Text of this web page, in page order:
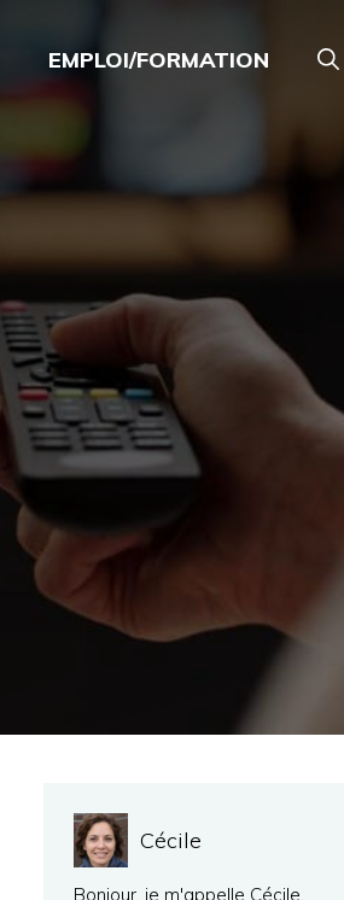
EMPLOI/FORMATION
Cécile
Bonjour, je m'appelle Cécile.